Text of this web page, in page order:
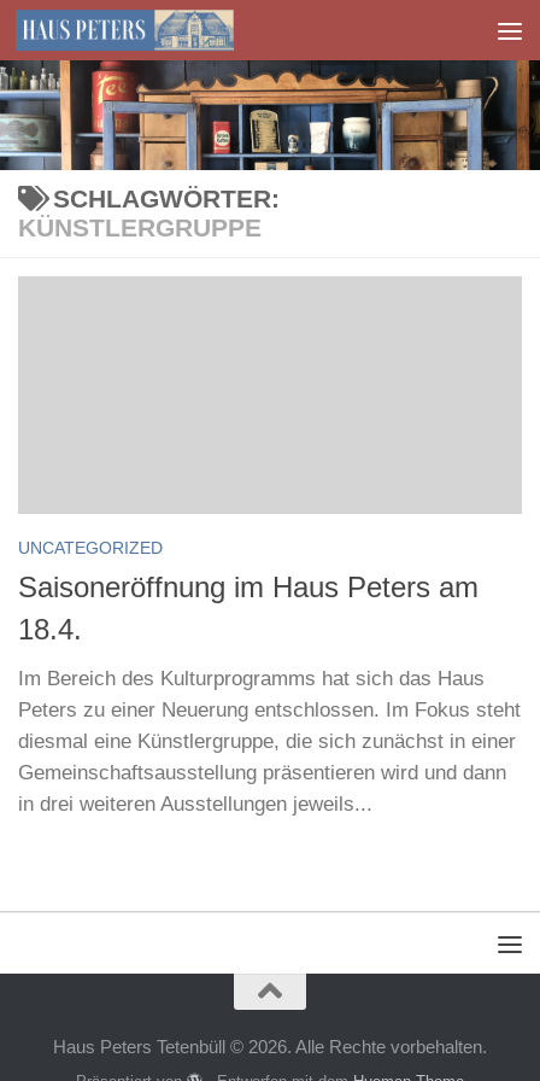
Zum Inhalt springen
SCHLAGWÖRTER:
KÜNSTLERGRUPPE
UNCATEGORIZED
Saisoneröffnung im Haus Peters am
18.4.
Im Bereich des Kulturprogramms hat sich das Haus
Peters zu einer Neuerung entschlossen. Im Fokus steht
diesmal eine Künstlergruppe, die sich zunächst in einer
Gemeinschaftsausstellung präsentieren wird und dann
in drei weiteren Ausstellungen jeweils...
Haus Peters Tetenbüll © 2026. Alle Rechte vorbehalten.